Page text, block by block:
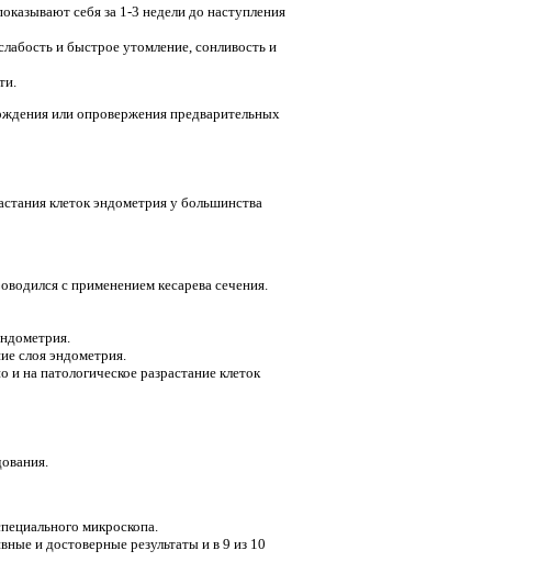
себя за 1-3 недели до наступления
и быстрое утомление, сонливость и
или опровержения предварительных
клеток эндометрия у большинства
с применением кесарева сечения.
слоя эндометрия.
на патологическое разрастание клеток
микроскопа.
и достоверные результаты и в 9 из 10